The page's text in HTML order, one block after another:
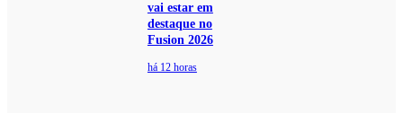
vai estar em
destaque no
Fusion 2026
há 12 horas